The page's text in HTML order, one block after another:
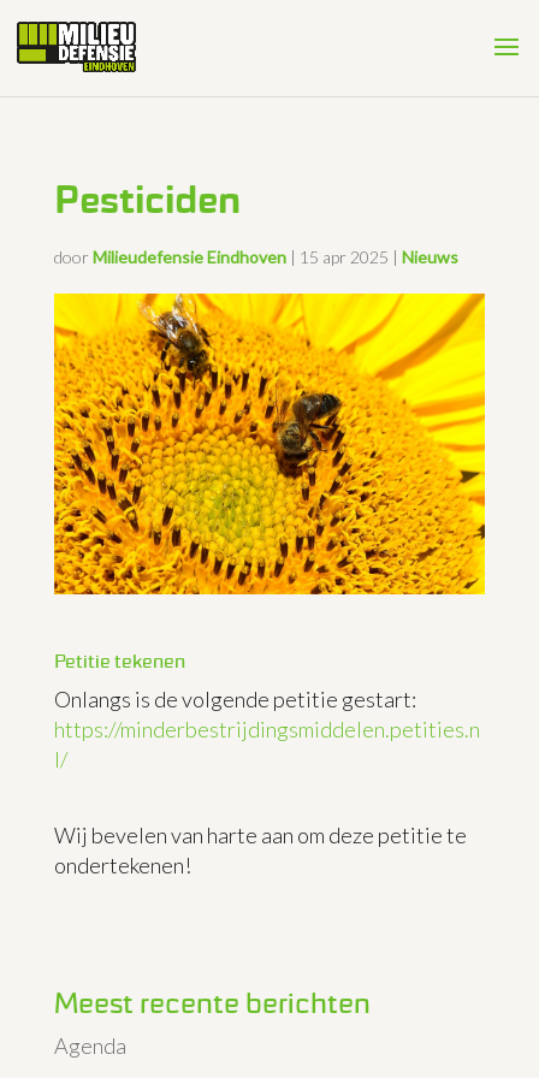
Pesticiden
door Milieudefensie Eindhoven| 15 apr 2025 | Nieuws
Petitie tekenen
Onlangs is de volgende petitie gestart:
https://minderbestrijdingsmiddelen.petities.n
l/
Wij bevelen van harte aan om deze petitie te
ondertekenen!
Meest recente berichten
Agenda